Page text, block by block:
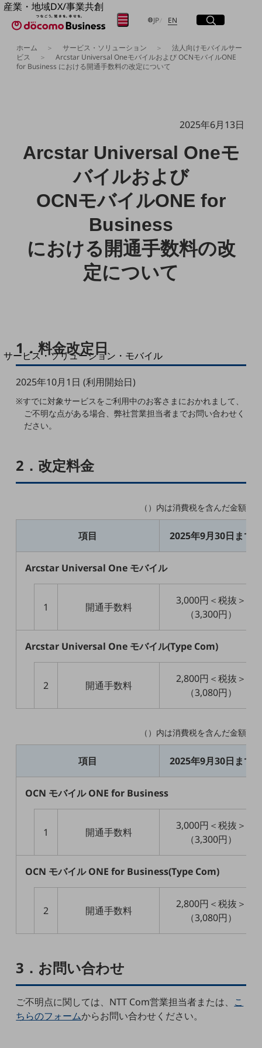
産業・地域DX/事業共創
OPEN HUB for Plural Futures
「社会可能性」を探究・実装する事業共創エコシステムです。
OPEN HUB for Plural Futuresとは
イベント/ウェビナー
企業と地域が持続成長する社会を目指します
Smart City
Smart Mobility
地域社会を支える皆さまと地域課題の解決や
地域経済のさらなる活性化に取り組みます
自治体・地域社会との共創
サービス・ソリューション・モバイル
サービス・ソリューションTOP
DXに関する課題を解決する
サービス・ソリューションをご紹介
カテゴリーで探す
カテゴリーで探すTOP
クラウド・データセンター
業務支援・マーケティング
災害対策・BCP
課題・ニーズで探すTOP
コミュニケーション・情報共有
職場環境整備
セキュリティ対策
遠隔監視
業種・業態で探す
自治体
医療・介護
JP日本語
EN Englishサイト内検索
開く
メニュー
開く
フリーワードを入力して探す
取り組みを検索
ホーム サービス・ソリューション
法人向けモバイルサー
ビス
Arcstar Universal Oneモバイルおよび OCNモバイルONE
for Business における開通手数料の改定について
2025年6月13日
Arcstar Universal Oneモ
バイルおよび
OCNモバイルONE for
Business
における開通手数料の改
定について
1．料金改定日
2025年10月1日 (利用開始日)
※すでに対象サービスをご利用中のお客さまにおかれまして、
ご不明な点がある場合、弊社営業担当者までお問い合わせく
ださい。
2．改定料金
（）内は消費税を含んだ金額
項目 2025年9月30日まで
Arcstar Universal One モバイル
1 開通手数料
3,000円＜税抜＞
（3,300円）
Arcstar Universal One モバイル(Type Com)
2 開通手数料
2,800円＜税抜＞
（3,080円）
（）内は消費税を含んだ金額
項目 2025年9月30日まで
OCN モバイル ONE for Business
1 開通手数料
3,000円＜税抜＞
（3,300円）
OCN モバイル ONE for Business(Type Com)
2 開通手数料
2,800円＜税抜＞
（3,080円）
3．お問い合わせ
ご不明点に関しては、NTT Com営業担当者または、 こ
ちらのフォームからお問い合わせください。